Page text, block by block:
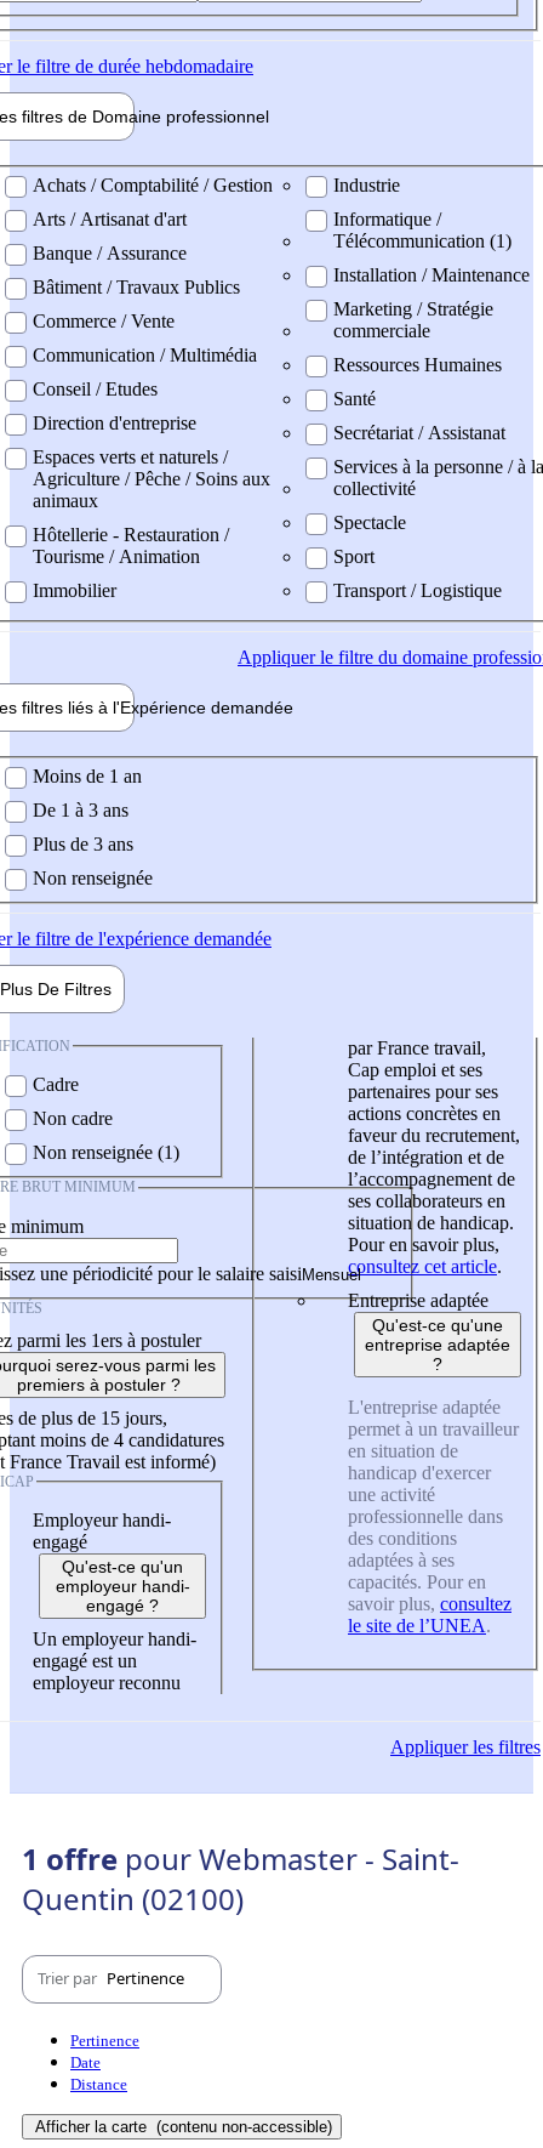
le filtre de durée hebdomadaire
filtres de Domaine professionnel
professionel
Achats / Comptabilité / Gestion
Arts / Artisanat d'art
Banque / Assurance
Bâtiment / Travaux Publics
Commerce / Vente
Communication / Multimédia
Conseil / Etudes
Direction d'entreprise
Espaces verts et naturels /
Agriculture / Pêche / Soins aux
animaux
Hôtellerie - Restauration /
Tourisme / Animation
Immobilier
Industrie
Informatique /
Télécommunication (1)
Installation / Maintenance
Marketing / Stratégie
commerciale
Ressources Humaines
Santé
Secrétariat / Assistanat
Services à la personne / à la
collectivité
Spectacle
Sport
Transport / Logistique
Appliquerle filtre du domaine
filtres liés à l'Expérience demandée
demandée
Moins de 1 an
De 1 à 3 ans
Plus de 3 ans
Non renseignée
le filtre de l'expérience demandée
Plus De Filtres
Cadre
Non cadre
Non renseignée (1)
BRUT MINIMUM
minimum
une périodicité pour le salaire saisi
parmi les 1ers à postuler
serez-vous parmi les
premiers à postuler ?
de plus de 15 jours,
moins de 4 candidatures
France Travail est informé)
Employeur handi-
engagé
Qu'est-ce qu'un
employeur handi-
engagé ?
Un employeur handi-
engagé est un
employeur reconnu
par France travail,
Cap emploi et ses
partenaires pour ses
actions concrètes en
faveur du recrutement,
de l’intégration et de
l’accompagnement de
ses collaborateurs en
situation de handicap.
Pour en savoir plus,
consultez cet article.
Entreprise adaptée
Qu'est-ce qu'une
entreprise adaptée
?
L'entreprise adaptée
permet à un travailleur
en situation de
handicap d'exercer
une activité
professionnelle dans
des conditions
adaptées à ses
capacités. Pour en
savoir plus, consultez
le site de l’UNEA.
Appliquerles filtres
1 offre pour Webmaster - Saint-
Quentin (02100)
Trier par Pertinence
Pertinence
Date
Distance
Afficher la carte (contenu non-accessible)